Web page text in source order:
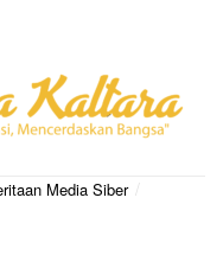
Media Siber